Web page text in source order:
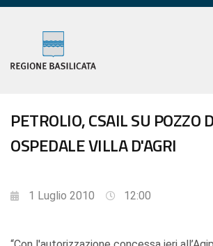
PETROLIO, CSAIL SU POZZO
OSPEDALE VILLA D'AGRI
1 Luglio 2010 12:00